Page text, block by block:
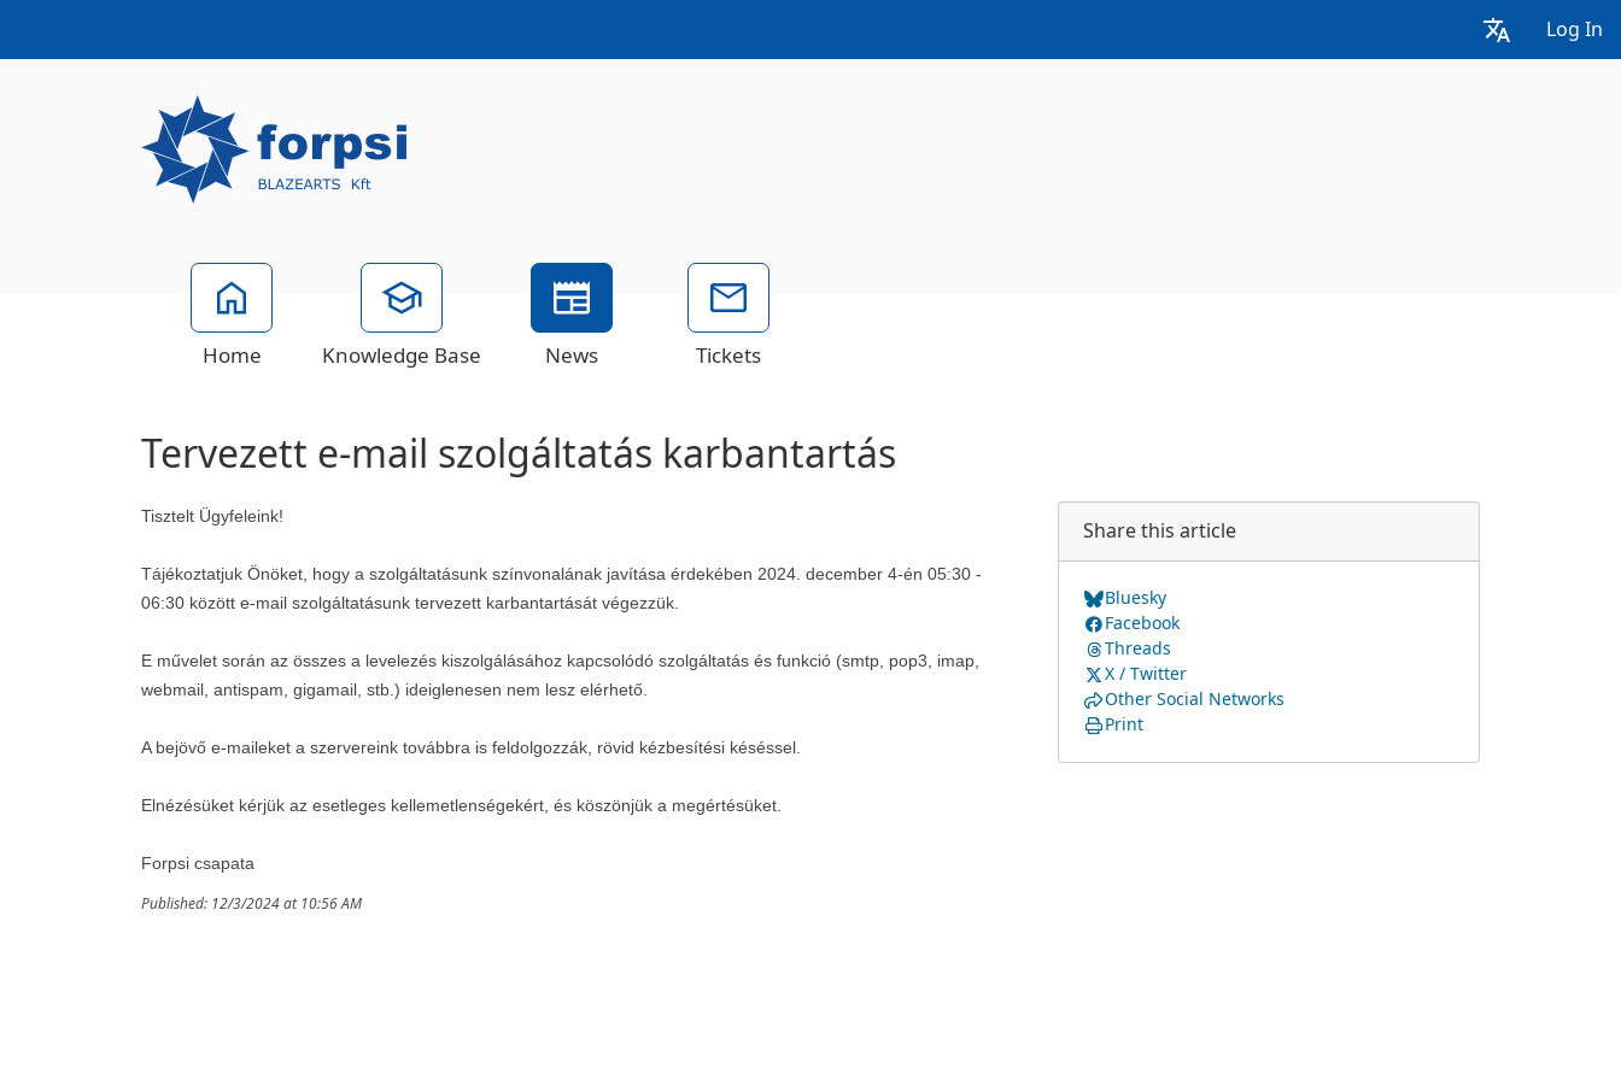
Log In
Home Knowledge Base News Tickets
Tervezett e-mail szolgáltatás karbantartás
Tisztelt Ügyfeleink!
Tájékoztatjuk Önöket, hogy a szolgáltatásunk színvonalának javítása érdekében 2024. december 4-én 05:30 -
06:30 között e-mail szolgáltatásunk tervezett karbantartását végezzük.
E művelet során az összes a levelezés kiszolgálásához kapcsolódó szolgáltatás és funkció (smtp, pop3, imap,
webmail, antispam, gigamail, stb.) ideiglenesen nem lesz elérhető.
A bejövő e-maileket a szervereink továbbra is feldolgozzák, rövid kézbesítési késéssel.
Elnézésüket kérjük az esetleges kellemetlenségekért, és köszönjük a megértésüket.
Forpsi csapata
Published: 12/3/2024 at 10:56 AM
Share this article
Bluesky
Facebook
Threads
X / Twitter
Other Social Networks
Print